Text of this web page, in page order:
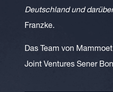
Deutschland und
Franzke.
Das Team von
Joint Ventures Sener